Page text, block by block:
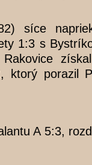
síce
1:3 s
, ktorý porazil
A 5:3,